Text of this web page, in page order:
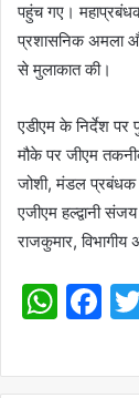
पहुंच गए।
प्रशासनिक अमला
से मुलाकात की।
एडीएम के निर्देश
मौके पर जीएम
जोशी, मंडल प्रबंधक
एजीएम हल्द्वानी
राजकुमार,